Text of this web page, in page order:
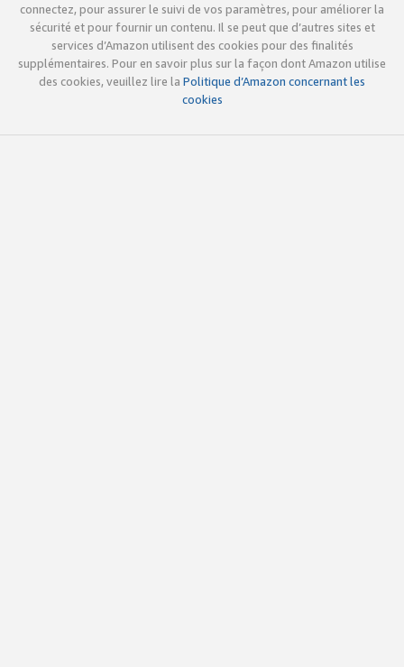
connectez, pour assurer le suivi de vos paramètres, pour améliorer la
sécurité et pour fournir un contenu. Il se peut que d’autres sites et
services d’Amazon utilisent des cookies pour des finalités
supplémentaires. Pour en savoir plus sur la façon dont Amazon utilise
des cookies, veuillez lire la Politique d’Amazon concernant les
cookies